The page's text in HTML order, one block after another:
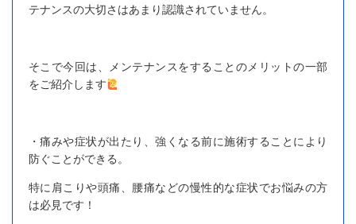
テナンスの大切さはあまり認識されていません。
そこで今回は、メンテナンスをすることのメリットの一部
をご紹介します
・痛みや症状が出たり、強くなる前に施術することにより
防ぐことができる。
特に肩こりや頭痛、腰痛などの慢性的な症状でお悩みの方
は必見です！